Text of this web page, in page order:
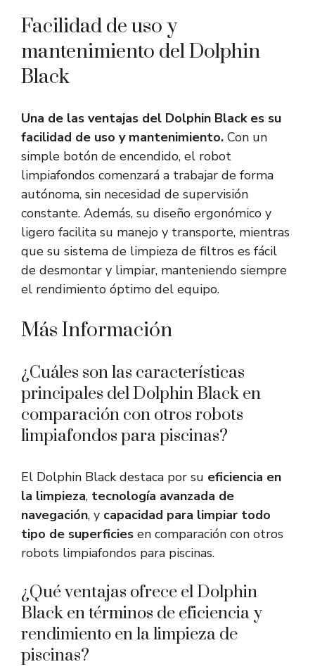
Facilidad de uso y
mantenimiento del Dolphin
Black
Una de las ventajas del Dolphin Black es su
facilidad de uso y mantenimiento. Con un
simple botón de encendido, el robot
limpiafondos comenzará a trabajar de forma
autónoma, sin necesidad de supervisión
constante. Además, su diseño ergonómico y
ligero facilita su manejo y transporte, mientras
que su sistema de limpieza de filtros es fácil
de desmontar y limpiar, manteniendo siempre
el rendimiento óptimo del equipo.
Más Información
¿Cuáles son las características
principales del Dolphin Black en
comparación con otros robots
limpiafondos para piscinas?
El Dolphin Black destaca por su eficiencia en
la limpieza, tecnología avanzada de
navegación, y capacidad para limpiar todo
tipo de superficies en comparación con otros
robots limpiafondos para piscinas.
¿Qué ventajas ofrece el Dolphin
Black en términos de eficiencia y
rendimiento en la limpieza de
piscinas?